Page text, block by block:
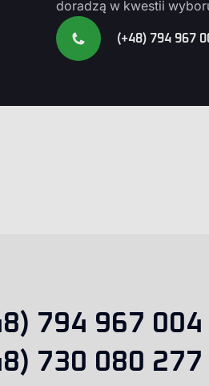
doradzą w kwestii
(+48) 794 967
794 967 004
730 080 277